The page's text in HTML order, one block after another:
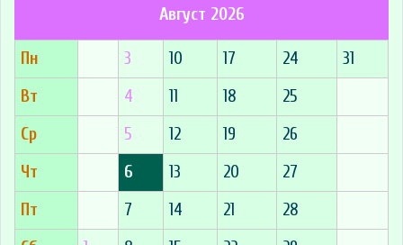
Август 2026
Пн 3 10 17 24
31
Вт
4 11 18
25
Ср
5 12 19
26
Чт
6 13 20
27
Пт
7 14 21
28